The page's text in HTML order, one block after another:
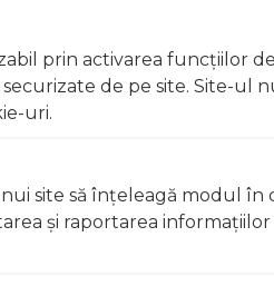
prin activarea funcţiilor
de pe site. Site-ul
uri.
site să înţeleagă modul în
şi raportarea